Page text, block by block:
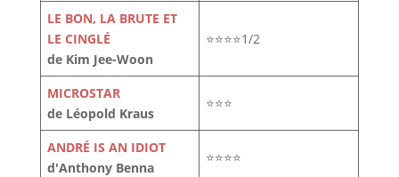
LE BON, LA BRUTE ET
LE CINGLÉ
de Kim Jee-Woon
⭐⭐⭐⭐1/2
MICROSTAR
de Léopold Kraus
⭐⭐⭐
ANDRÉ IS AN IDIOT
d'Anthony Benna
⭐⭐⭐⭐